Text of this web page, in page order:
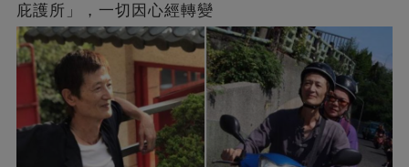
庇護所」，一切因心經轉變